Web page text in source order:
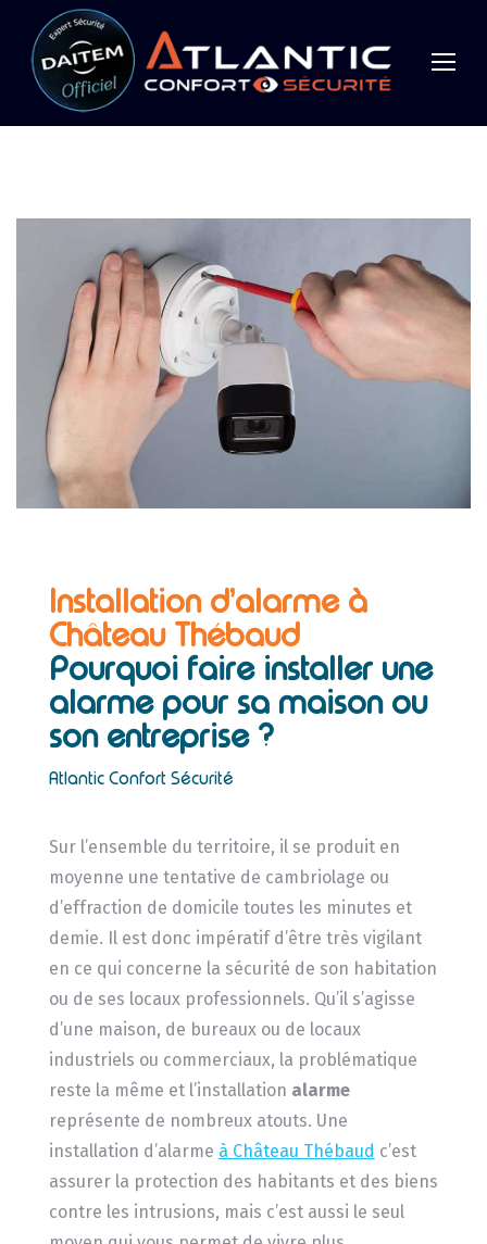
Installation d’alarme à
Château Thébaud
Pourquoi faire installer une
alarme pour sa maison ou
son entreprise ?
Atlantic Confort Sécurité
Sur l’ensemble du territoire, il se produit en
moyenne une tentative de cambriolage ou
d’effraction de domicile toutes les minutes et
demie. Il est donc impératif d’être très vigilant
en ce qui concerne la sécurité de son habitation
ou de ses locaux professionnels. Qu’il s’agisse
d’une maison, de bureaux ou de locaux
industriels ou commerciaux, la problématique
reste la même et l’installation alarme
représente de nombreux atouts. Une
installation d’alarme à Château Thébaud c’est
assurer la protection des habitants et des biens
contre les intrusions, mais c’est aussi le seul